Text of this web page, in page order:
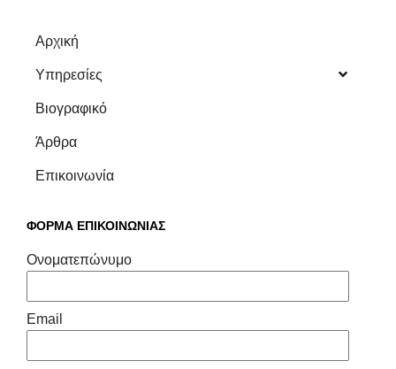
Αρχική
Υπηρεσίες
Βιογραφικό
Άρθρα
Επικοινωνία
ΦΟΡΜΑ ΕΠΙΚΟΙΝΩΝΙΑΣ
Ονοματεπώνυμο
Email